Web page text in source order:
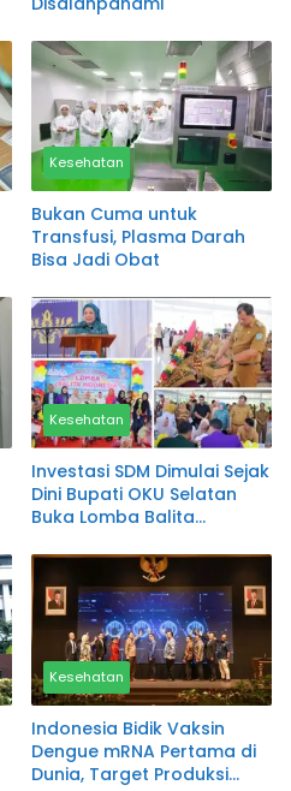
Kesehatan
Bukan Cuma untuk
Transfusi, Plasma Darah
Bisa Jadi Obat
Kesehatan
Investasi SDM Dimulai Sejak
Dini Bupati OKU Selatan
Buka Lomba Balita
Kesehatan
Indonesia Bidik Vaksin
Dengue mRNA Pertama di
Dunia, Target Produksi